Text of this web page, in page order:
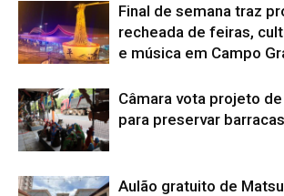
Final de semana traz
recheada de feiras,
e música em Campo
Câmara vota projeto
para preservar
Aulão gratuito de